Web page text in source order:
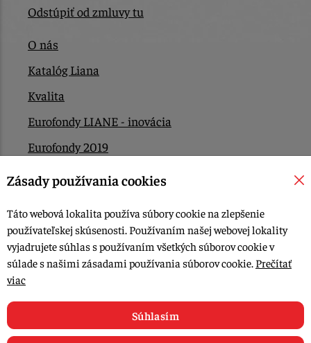
Odstúpiť od zmluvy tu
O nás
Katalóg Liana
Kvalita
Eurofondy LIANE - inovácia
Eurofondy 2019
Eurofondy 2022/2023
Kontakt
© 2015-2026, LIANA GOLIAŠ s.r.o. všetky práva vyhradené.
Upraviť nastavenia Cookies
Zásady používania cookies
Táto webová lokalita používa súbory cookie na zlepšenie
používateľskej skúsenosti. Používaním našej webovej lokality
vyjadrujete súhlas s používaním všetkých súborov cookie v
súlade s našimi zásadami používania súborov cookie. Prečítať
viac
Súhlasím